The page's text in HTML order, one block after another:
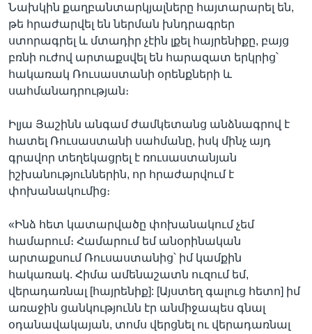
Նախկին քաղբանտարկյալները հայտարարել են,
թե հրաժարվել են ներման խնդրագրեր
ստորագրել և մտադիր չէին լքել հայրենիքը, բայց
բռնի ուժով արտաքսվել են հարազատ երկրից՝
հակառակ Ռուսաստանի օրենքների և
սահմանադրության։
Իլյա Յաշինն անգամ ժամկետանց անձնագրով է
հատել Ռուսաստանի սահմանը, իսկ մինչ այդ
գրավոր տեղեկացրել է ռուսաստանյան
իշխանություններին, որ հրաժարվում է
փոխանակումից։
«Ինձ հետ կատարվածը փոխանակում չեմ
համարում։ Համարում եմ անօրինական
արտաքսում Ռուսաստանից՝ իմ կամքին
հակառակ. Հիմա ամենաշատն ուզում եմ,
վերադառնալ [հայրենիք]: [Այստեղ գալուց հետո] իմ
առաջին ցանկությունն էր անմիջապես գնալ
օդանավակայան, տոմս վերցնել ու վերադառնալ